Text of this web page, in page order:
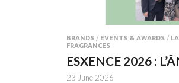
BRANDS / EVENTS & AWARDS /
FRAGRANCES
ESXENCE 2026 :
23 June 2026